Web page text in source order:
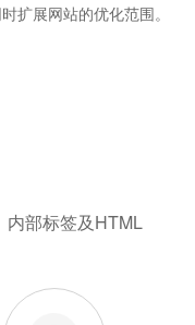
扩展网站的优化范围。
内部标签及HTML